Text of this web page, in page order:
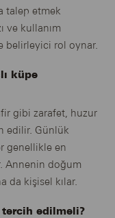
talep etmek
ve kullanım
belirleyici rol oynar.
küpe
gibi zarafet, huzur
edilir. Günlük
genellikle en
Annenin doğum
da kişisel kılar.
tercih edilmeli?